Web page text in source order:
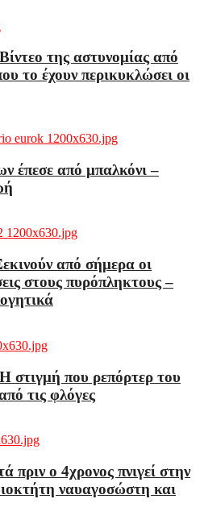
της αστυνομίας από
το έχουν περικυκλώσει οι
έπεσε από μπαλκόνι –
από σήμερα οι
στους πυρόπληκτους –
που ρεπόρτερ του
τις φλόγες
πριν ο 4χρονος πνιγεί στην
ναυαγοσώστη και